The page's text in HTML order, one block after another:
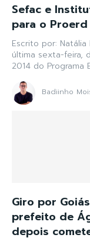
Sefac e
para o Proerd
Escrito por:
última sexta-feira,
2014 do Programa
Badiinho
Giro por
prefeito de
depois